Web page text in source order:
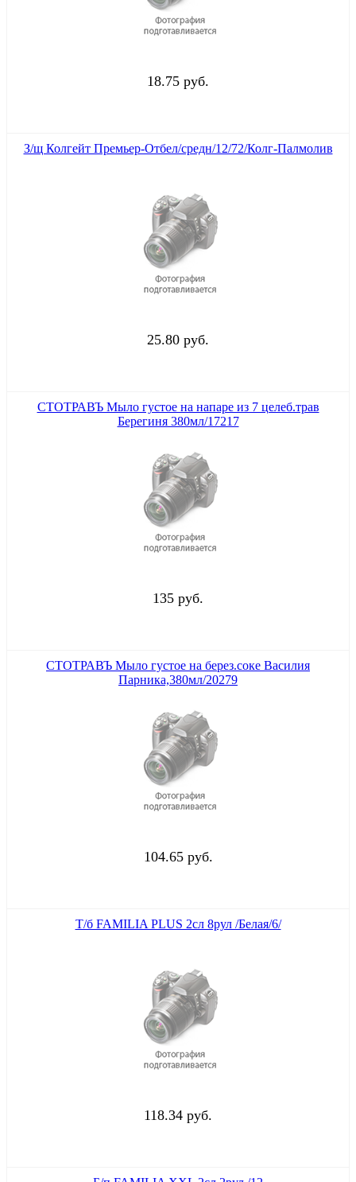
18.75 руб.
З/щ Колгейт Премьер-Отбел/средн/12/72/Колг-Палмолив
25.80 руб.
СТОТРАВЪ Мыло густое на напаре из 7 целеб.трав
Берегиня 380мл/17217
135 руб.
СТОТРАВЪ Мыло густое на берез.соке Василия
Парника,380мл/20279
104.65 руб.
Т/б FAMILIA PLUS 2сл 8рул /Белая/6/
118.34 руб.